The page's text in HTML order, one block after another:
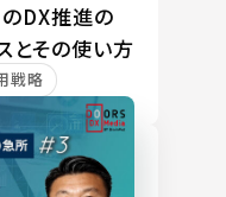
DX推進の
とその使い方
戦略